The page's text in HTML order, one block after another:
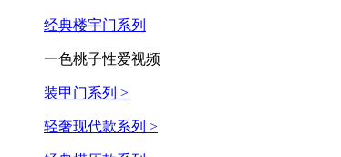
经典楼宇门系列
一色桃子性爱视频
装甲门系列 >
轻奢现代款系列 >